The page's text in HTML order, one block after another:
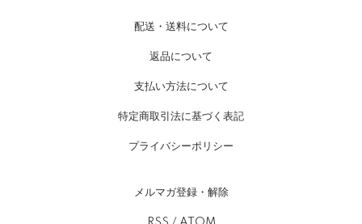
配送・送料について
返品について
支払い方法について
特定商取引法に基づく表記
プライバシーポリシー
メルマガ登録・解除